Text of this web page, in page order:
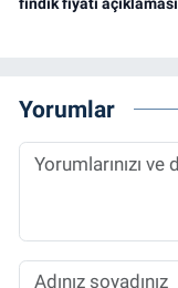
Yorumlar